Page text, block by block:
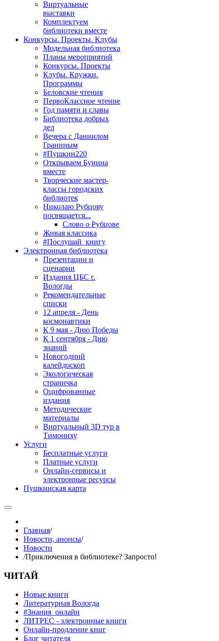
Виртуальные
выставки
Комплектуем
библиотеки вместе
Конкурсы. Проекты. Клубы
Модельная библиотека
Планы мероприятий
Конкурсы. Проекты
Клубы. Кружки.
Программы
Беловские чтения
ПервоКлассное чтение
Год памяти и славы
Библиотека добрых
дел
Вечера с Даниилом
Граниным
#Пушкин220
Открываем Бунина
вместе
Творческие мастер-
классы городских
библиотек
Николаю Рубцову
посвящается...
Слово о Рубцове
Живая классика
#Послушай_книгу
Электронная библиотека
Презентации и
сценарии
Издания ЦБС г.
Вологды
Рекомендательные
списки
12 апреля - День
космонавтики
К 9 мая - Дню Победы
К 1 сентября - Дню
знаний
Новогодний
калейдоскоп
Экологическая
страничка
Оцифрованные
издания
Методические
материалы
Виртуальный 3D тур в
Тимониху
Услуги
Бесплатные услуги
Платные услуги
Онлайн-сервисы и
электронные ресурсы
Пушкинская карта
Главная/
Новости, анонсы/
Новости
/Приключения в библиотеке? Запросто!
ЧИТАЙ
Новые книги
Литературная Вологда
#Знания_онлайн
ЛИТРЕС - электронные книги
Онлайн-продление книг
Блог читателя